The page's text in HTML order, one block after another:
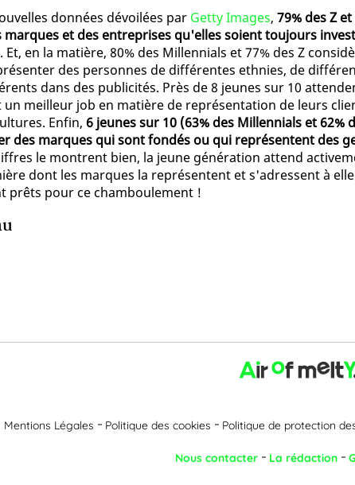
données dévoilées par Getty Images, 79% des Z
et des entreprises qu'elles soient toujours
. Et, en la matière, 80% des Millennials et 77% des Z
des personnes de différentes ethnies, de
dans des publicités. Près de 8 jeunes sur 10
meilleur job en matière de représentation de leurs
Enfin, 6 jeunes sur 10 (63% des Millennials et 62%
des marques qui sont fondés ou qui représentent des
le montrent bien, la jeune génération attend
dont les marques la représentent et s'adressent à
prêts pour ce chamboulement !
Mentions Légales Politique des cookies Politique de protection
Nous contacter La rédaction